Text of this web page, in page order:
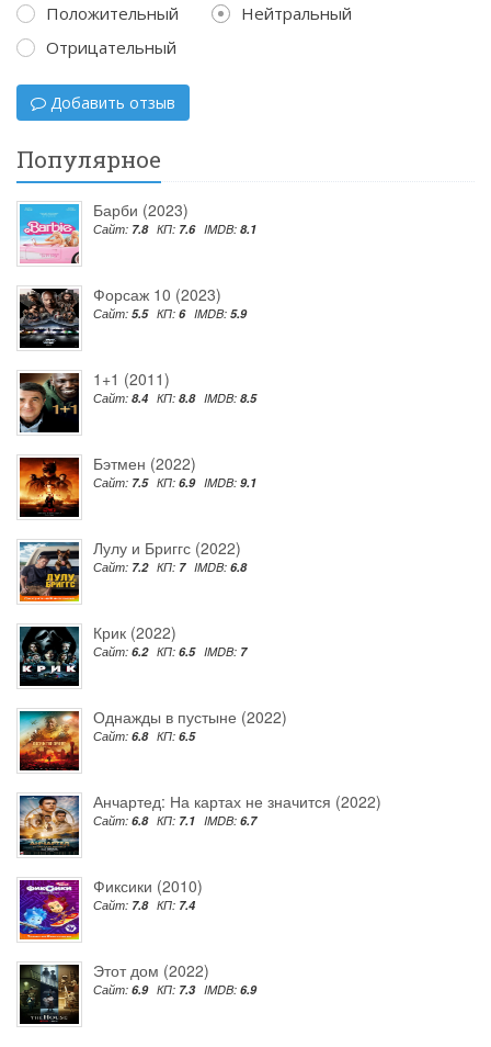
Положительный
Нейтральный
Отрицательный
Добавить отзыв
Популярное
Барби (2023)
Сайт: 7.8 КП: 7.6 IMDB: 8.1
Форсаж 10 (2023)
Сайт: 5.5 КП: 6 IMDB: 5.9
1+1 (2011)
Сайт: 8.4 КП: 8.8 IMDB: 8.5
Бэтмен (2022)
Сайт: 7.5 КП: 6.9 IMDB: 9.1
Лулу и Бриггс (2022)
Сайт: 7.2 КП: 7 IMDB: 6.8
Крик (2022)
Сайт: 6.2 КП: 6.5 IMDB: 7
Однажды в пустыне (2022)
Сайт: 6.8 КП: 6.5
Анчартед: На картах не значится (2022)
Сайт: 6.8 КП: 7.1 IMDB: 6.7
Фиксики (2010)
Сайт: 7.8 КП: 7.4
Этот дом (2022)
Сайт: 6.9 КП: 7.3 IMDB: 6.9